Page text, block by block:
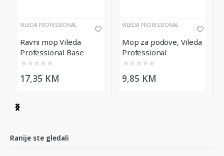
VILEDA PROFESSIONAL
Ravni mop Vileda
Professional Base
Loop, 40cm
★ ★ ★ ★ ★
17,35 KM
VILEDA PROFESSIONAL
Mop za podove, Vileda
Professional
BaseMicro, 40 cm
★ ★ ★ ★ ★
9,85 KM
Item
2
Ranije ste gledali